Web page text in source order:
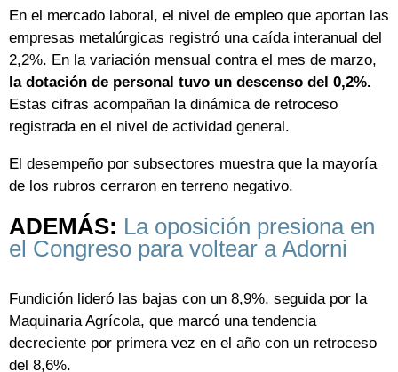
En el mercado laboral, el nivel de empleo que aportan las
empresas metalúrgicas registró una caída interanual del
2,2%. En la variación mensual contra el mes de marzo,
la dotación de personal tuvo un descenso del 0,2%.
Estas cifras acompañan la dinámica de retroceso
registrada en el nivel de actividad general.
El desempeño por subsectores muestra que la mayoría
de los rubros cerraron en terreno negativo.
ADEMÁS: La oposición presiona en
el Congreso para voltear a Adorni
Fundición lideró las bajas con un 8,9%, seguida por la
Maquinaria Agrícola, que marcó una tendencia
decreciente por primera vez en el año con un retroceso
del 8,6%.